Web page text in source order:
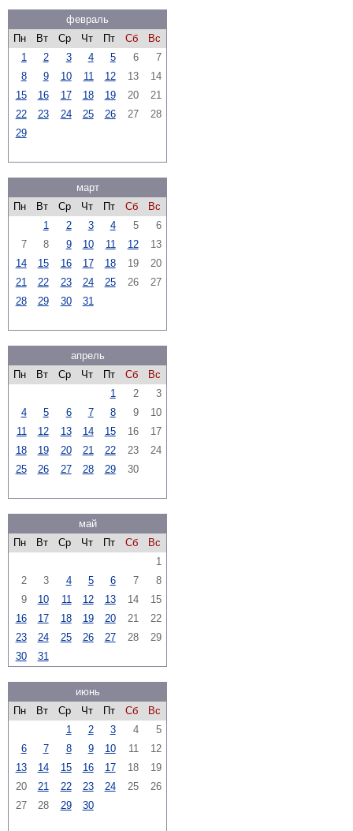
февраль
Пн
Вт Ср Чт Пт Сб
Вс
1
2 3 4 5 6
7
8
9 10 11 12 13
14
15
16 17 18 19 20
21
22
23 24 25 26 27
28
29
март
Пн
Вт Ср Чт Пт Сб
Вс
1
2 3 4 5
6
7
8 9 10 11 12
13
14
15 16 17 18 19
20
21
22 23 24 25 26
27
28
29 30 31
апрель
Пн
Вт Ср Чт Пт Сб
Вс
1
2
3
4
5 6 7 8 9
10
11
12 13 14 15 16
17
18
19 20 21 22 23
24
25
26 27 28 29 30
май
Пн
Вт Ср Чт Пт Сб
Вс
1
2
3 4 5 6 7
8
9
10 11 12 13 14
15
16
17 18 19 20 21
22
23
24 25 26 27 28
29
30
31
июнь
Пн
Вт Ср Чт Пт Сб
Вс
1
2 3 4
5
6
7 8 9 10 11
12
13
14 15 16 17 18
19
20
21 22 23 24 25
26
27
28 29 30